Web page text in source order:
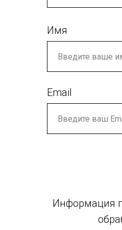
Имя
Email
Информация